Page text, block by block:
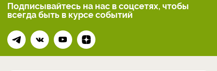
Подписывайтесь на нас в соцсетях, чтобы
всегдабыть в курсе событий